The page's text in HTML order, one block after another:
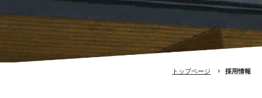
トップページ 採用情報